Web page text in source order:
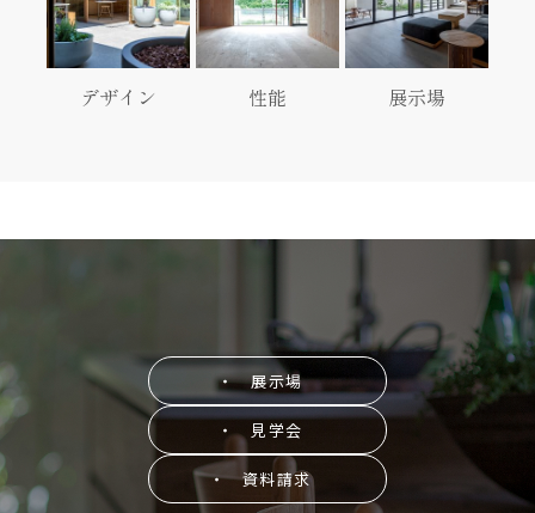
デザイン 性能 展示場
・ 展示場
・ 見学会
・ 資料請求